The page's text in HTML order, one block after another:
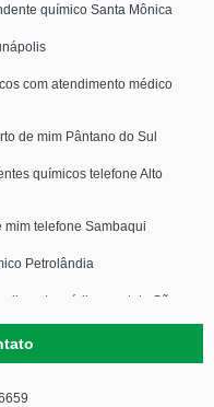
químico Santa Mônica
com atendimento médico
de mim Pântano do Sul
químicos telefone Alto
telefone Sambaqui
Petrolândia
médico contato São
Campeche Leste
Monte Castelo